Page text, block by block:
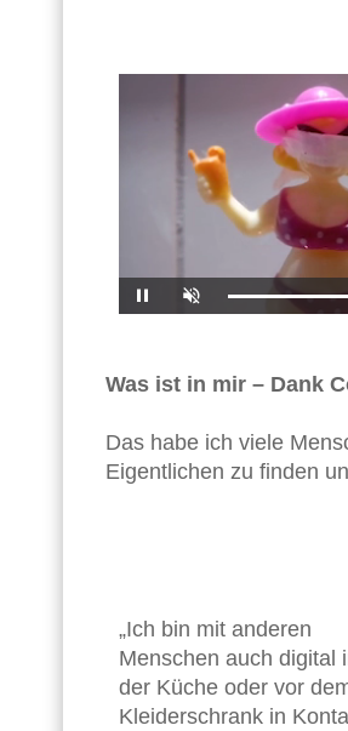
Pause
Ton
einschalten
Geladen:
0%
Was ist in mir – Dank
Das habe ich viele
Eigentlichen zu finden
„Ich bin mit anderen
Menschen auch digital
der Küche oder vor
Kleiderschrank in